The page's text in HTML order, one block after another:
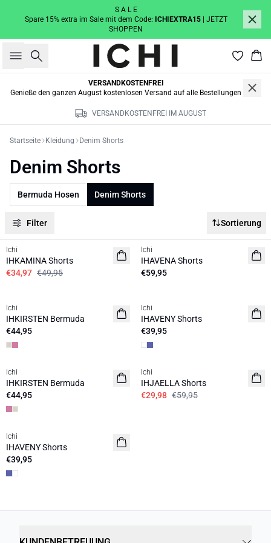
S A L E
Spare 15% extra im Sale mit dem Code: ICHIEXTRA15
| JETZT
SHOPPEN
Suche
VERSANDKOSTENFREI
Genieße den ganzen August kostenlosen Versand auf alle Bestellungen
VERSANDKOSTENFREI IM AUGUST
Startseite Kleidung Denim Shorts
Denim Shorts
Bermuda Hosen Denim Shorts
Filter Sortierung
SALE | 30%
Ichi
IHKAMINA Shorts
€34,97 €49,95
Ichi
IHAVENA Shorts
€59,95
Ichi
IHKIRSTEN Bermuda
€44,95
Ichi
IHAVENY Shorts
€39,95
Ichi
IHKIRSTEN Bermuda
€44,95
SALE | 50%
Ichi
IHJAELLA Shorts
€29,98 €59,95
Ichi
IHAVENY Shorts
€39,95